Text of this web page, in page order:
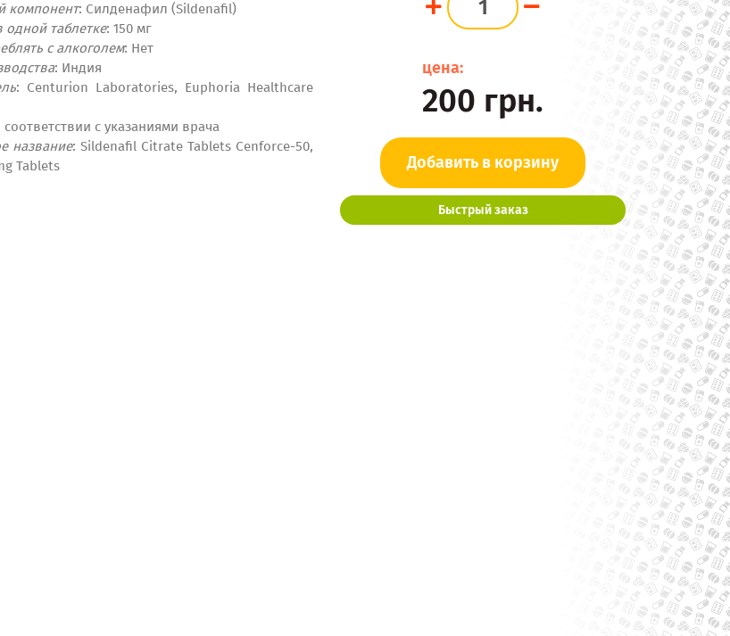
компонент: Силденафил (Sildenafil)
одной таблетке: 150 мг
с алкоголем: Нет
: Индия
: Centurion Laboratories, Euphoria Healthcare
соответствии с указаниями врача
название: Sildenafil Citrate Tablets Cenforce-50,
Tablets
цена:
200 грн.
Добавить в корзину
Быстрый заказ